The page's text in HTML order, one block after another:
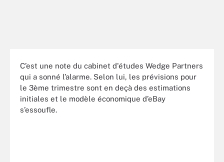
C’est une note du cabinet d'études Wedge Partners
qui a sonné l’alarme. Selon lui, les prévisions pour
le 3ème trimestre sont en deçà des estimations
initiales et le modèle économique d’eBay
s’essoufle.